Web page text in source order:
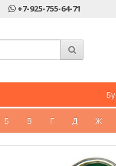
+7-925-755-64-71
Б В Г Д Ж